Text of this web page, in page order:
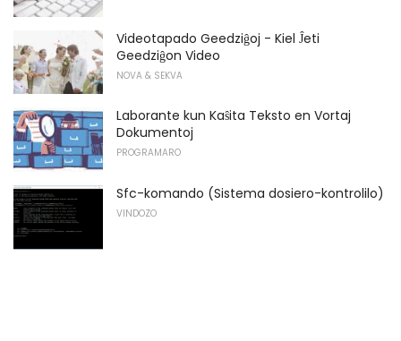
Videotapado Geedziĝoj - Kiel Ĵeti
Geedziĝon Video
NOVA & SEKVA
Laborante kun Kaŝita Teksto en Vortaj
Dokumentoj
PROGRAMARO
Sfc-komando (Sistema dosiero-kontrolilo)
VINDOZO